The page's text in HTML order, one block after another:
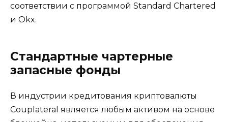
соответствии с программой Standard Chartered
и Okx.
Стандартные чартерные
запасные фонды
В индустрии кредитования криптовалюты
Couplateral является любым активом на основе